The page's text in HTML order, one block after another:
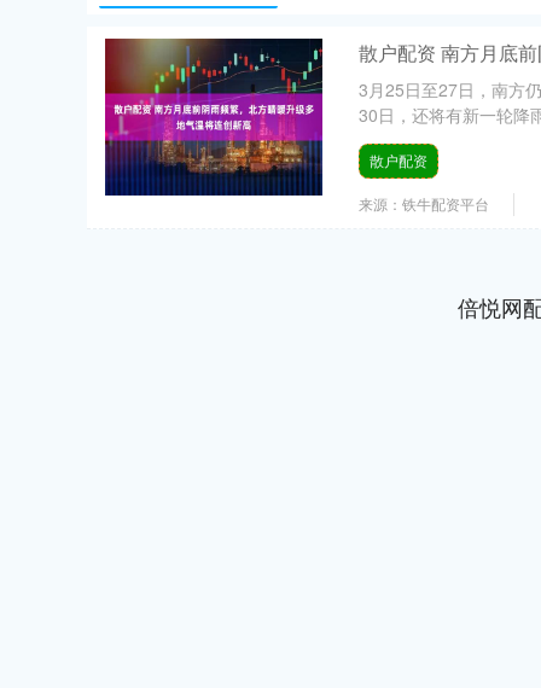
散户配资 南方月底
3月25日至27日，南方
30日，还将有新一轮降
散户配资
来源：铁牛配资平台
倍悦网